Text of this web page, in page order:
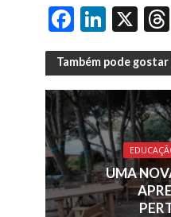
F
ac
e
b
o
o
k
Li
n
k
e
dI
n
X
Também pode gostar
UMA